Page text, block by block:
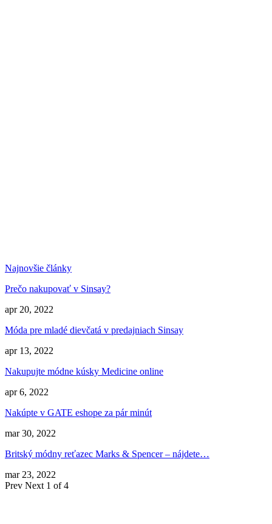
Najnovšie články
Prečo nakupovať v Sinsay?
apr 20, 2022
Móda pre mladé dievčatá v predajniach Sinsay
apr 13, 2022
Nakupujte módne kúsky Medicine online
apr 6, 2022
Nakúpte v GATE eshope za pár minút
mar 30, 2022
Britský módny reťazec Marks & Spencer – nájdete…
mar 23, 2022
Prev Next 1 of 4